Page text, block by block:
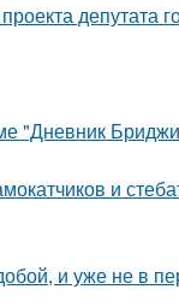
депутата
"Дневник
и
и уже не в